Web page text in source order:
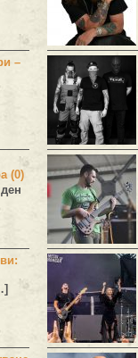
–
(0)